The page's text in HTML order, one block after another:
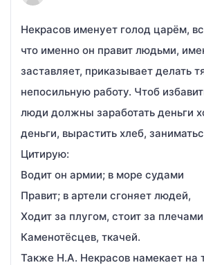
Некрасов именует голод царём,
что именно он правит людьми,
заставляет, приказывает делать
непосильную работу. Чтоб
люди должны заработать деньги
деньги, вырастить хлеб,
Цитирую:
Водит он армии; в море судами
Правит; в артели сгоняет людей,
Ходит за плугом, стоит за плечами
Каменотёсцев, ткачей.
Также Н.А. Некрасов намекает на